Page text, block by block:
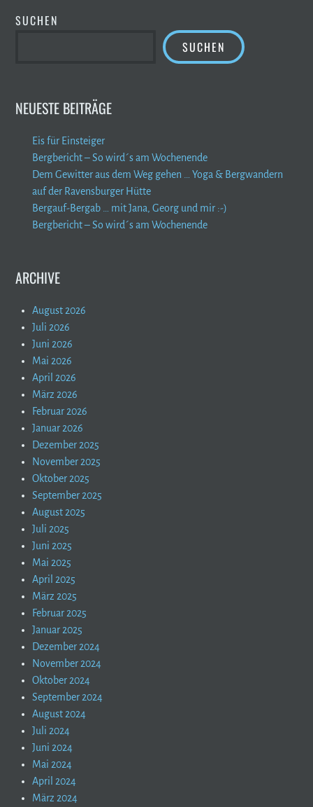
SUCHEN
SUCHEN
NEUESTE BEITRÄGE
Eis für Einsteiger
Bergbericht – So wird´s am Wochenende
Dem Gewitter aus dem Weg gehen … Yoga & Bergwandern
auf der Ravensburger Hütte
Bergauf-Bergab … mit Jana, Georg und mir :-)
Bergbericht – So wird´s am Wochenende
ARCHIVE
August 2026
Juli 2026
Juni 2026
Mai 2026
April 2026
März 2026
Februar 2026
Januar 2026
Dezember 2025
November 2025
Oktober 2025
September 2025
August 2025
Juli 2025
Juni 2025
Mai 2025
April 2025
März 2025
Februar 2025
Januar 2025
Dezember 2024
November 2024
Oktober 2024
September 2024
August 2024
Juli 2024
Juni 2024
Mai 2024
April 2024
März 2024